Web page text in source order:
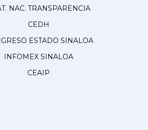
NAC. TRANSPARENCIA
CEDH
ESTADO SINALOA
INFOMEX SINALOA
CEAIP